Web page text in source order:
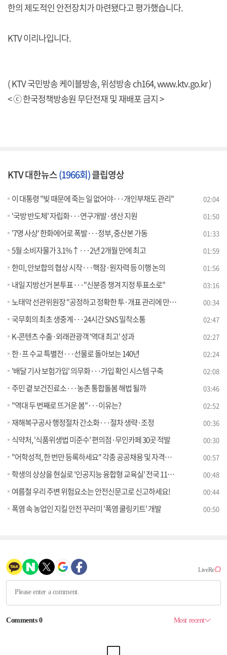
한의 제도적인 안전장치가 마련됐다고 평가했습니다.
KTV 이리나입니다.
( KTV 국민방송 케이블방송, 위성방송 ch164,www.ktv.go.kr)
< ⓒ 한국정책방송원 무단전재 및 재배포 금지 >
KTV 대한뉴스(1966회)클립영상
이 대통령 "빚 때문에 죽는 일 없어야···개인부채도 관리" 02:04
'국방 반도체' 자립화···연구개발·생산 지원 01:50
'7명 사상' 한화에어로 폭발···정부, 중산본 가동 01:33
5월 소비자물가 3.1%↑···2년 2개월 만에 최고 01:59
한미, 안보합의 협상 시작···핵잠·원자력 등 이행 논의 01:56
내일 지방선거 본투표···"신분증 챙겨 지정 투표소로" 03:16
노태악 선관위원장 "공정하고 정확한 투·개표 관리에 만전" 00:34
국무회의 최초 생중계···24시간 SNS 밀착소통 02:47
K-콘텐츠 수출·외래관광객 '역대 최고' 성과 02:27
한·프 수교 특별전···선물로 돌아보는 140년 02:24
'배달 기사 보험가입' 의무화···가입 확인 시스템 구축 02:08
주민 곁 보건진료소···농촌 통합돌봄 해법 될까 03:46
"역대 두 번째로 뜨거운 봄"···이유는? 02:52
재해복구공사 행정절차 간소화···절차 생략·조정 00:36
식약처, '식품위생법 미준수' 편의점·무인카페 30곳 적발 00:30
"어학성적, 한 번만 등록하세요" 각종 공공채용 및 자격시험에서 모두 활용 가능 00:57
학생의 상상을 현실로 '인공지능 융합형 교육실' 전국 118개 학교에 조성한다 00:48
여름철 우리 주변 위험요소는 안전신문고로 신고하세요! 00:44
폭염 속 농업인 지킬 안전 꾸러미 '폭염 쿨링키트' 개발 00:50